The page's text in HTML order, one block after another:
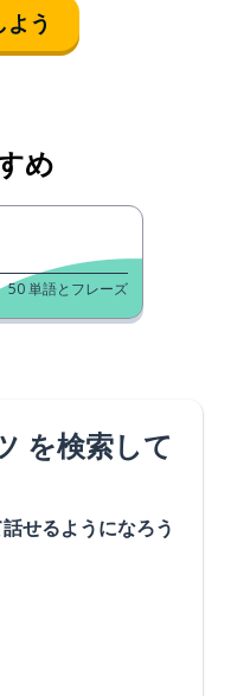
う
め
50単語とフレーズ
を検索して
せるようになろう